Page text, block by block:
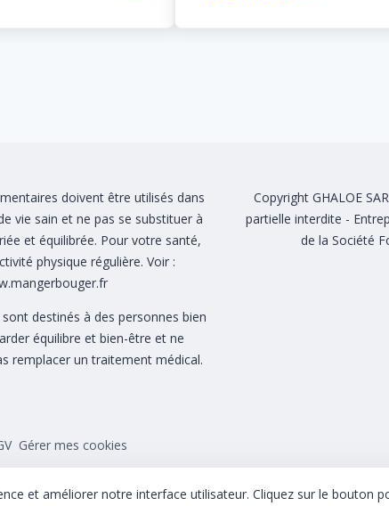
doivent être utilisés dans
vie sain et ne pas se substituer à
et équilibrée. Pour votre santé,
physique régulière. Voir :
destinés à des personnes bien
équilibre et bien-être et ne
remplacer un traitement médical.
Copyright GHALOE
partielle interdite -
de la Société
Gérer mes cookies
et améliorer notre interface utilisateur. Cliquez sur le bouton